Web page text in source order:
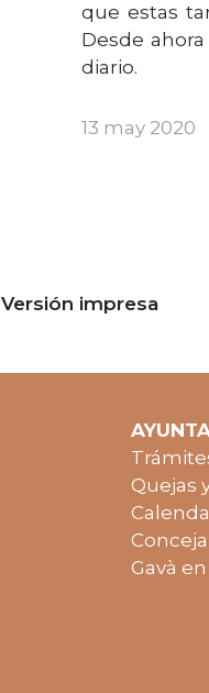
que estas
Desde
diario.
13 may 2020
Versión impresa
Quejas
Gavà